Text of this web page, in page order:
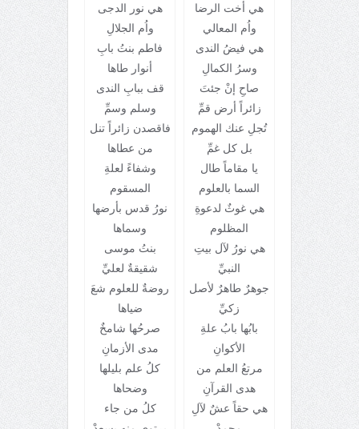
هي أخت الرضا
واُم المعالي
هي فيضُ الندى
وسرُ الكمالِ
صاحِ إنْ جئتَ
زائراً أرض قمِّ
تُجلِ عنك الهموم
بل كل غمِّ
يا مقاماً طال
السما بالعلوم
هي غوثٌ لدعوةِ
المظلوم
هي نورُ لآل بيتِ
النبيِّ
جوهرٌ طاهرٌ لأصل
زكيِّ
بابُها بابُ علةِ
الأكوانِ
مرتعُ العلم من
هدى القرآنِ
هي حقاً عشٌ لآلِ
هي نور الدجى
واُم الجلالِ
فاطم بنتُ بابِ
أنوار طاها
قف ببابِ الندى
وسلم وسمِّ
فاقصدن زائراً تنل
من عطاها
وشفاءً لعلةِ
المسقوم
نورُ قدس بأرضها
وسماها
بنتُ موسى
شقيقةٌ لعليِّ
روضةٌ للعلوم شعَ
ضياها
صرحُها شامخٌ
مدى الأزمانِ
كلُ علم بليلها
وضحاها
كلُ من جاء